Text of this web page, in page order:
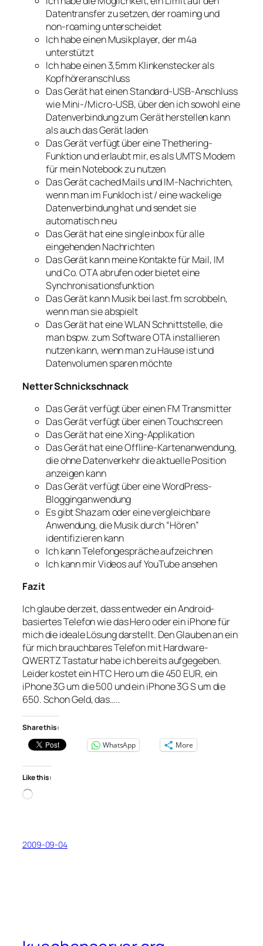
Datentransfer zu setzen, der roaming und
non-roaming unterscheidet
Ich habe einen Musikplayer, der m4a
unterstützt
Ich habe einen 3,5mm Klinkenstecker als
Kopfhöreranschluss
Das Gerät hat einen Standard-USB-Anschluss
wie Mini-/Micro-USB, über den ich sowohl eine
Datenverbindung zum Gerät herstellen kann
als auch das Gerät laden
Das Gerät verfügt über eine Thethering-
Funktion und erlaubt mir, es als UMTS Modem
für mein Notebook zu nutzen
Das Gerät cached Mails und IM-Nachrichten,
wenn man im Funkloch ist / eine wackelige
Datenverbindung hat und sendet sie
automatisch neu
Das Gerät hat eine single inbox für alle
eingehenden Nachrichten
Das Gerät kann meine Kontakte für Mail, IM
und Co. OTA abrufen oder bietet eine
Synchronisationsfunktion
Das Gerät kann Musik bei last.fm scrobbeln,
wenn man sie abspielt
Das Gerät hat eine WLAN Schnittstelle, die
man bspw. zum Software OTA installieren
nutzen kann, wenn man zu Hause ist und
Datenvolumen sparen möchte
Netter Schnickschnack
Das Gerät verfügt über einen FM Transmitter
Das Gerät verfügt über einen Touchscreen
Das Gerät hat eine Xing-Applikation
Das Gerät hat eine Offline-Kartenanwendung,
die ohne Datenverkehr die aktuelle Position
anzeigen kann
Das Gerät verfügt über eine WordPress-
Blogginganwendung
Es gibt Shazam oder eine vergleichbare
Anwendung, die Musik durch “Hören”
identifizieren kann
Ich kann Telefongespräche aufzeichnen
Ich kann mir Videos auf YouTube ansehen
Fazit
Ich glaube derzeit, dass entweder ein Android-
basiertes Telefon wie das Hero oder ein iPhone für
mich die ideale Lösung darstellt. Den Glauben an ein
für mich brauchbares Telefon mit Hardware-
QWERTZ Tastatur habe ich bereits aufgegeben.
Leider kostet ein HTC Hero um die 450 EUR, ein
iPhone 3G um die 500 und ein iPhone 3G S um die
650. Schon Geld, das…..
Share this:
WhatsApp
More
Like this:
Loading…
2009-09-04